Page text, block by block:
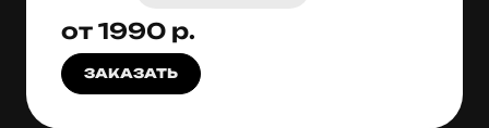
от 1990 р.
ЗАКАЗАТЬ